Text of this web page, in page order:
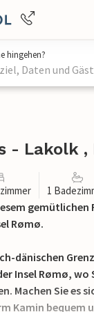
hingehen?
Daten und
- Lakolk ,
1
gemütlichen
Rømø.
dänischen
Insel Rømø, wo
Machen Sie es
Kamin bequem